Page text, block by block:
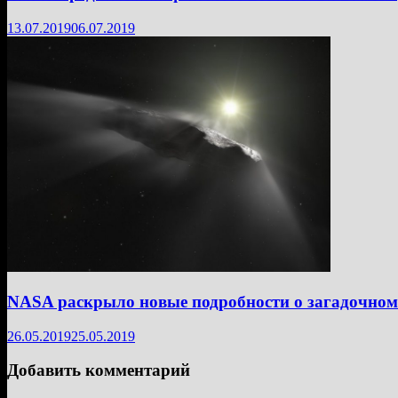
13.07.201906.07.2019
NASA раскрыло новые подробности о
26.05.201925.05.2019
Добавить комментарий